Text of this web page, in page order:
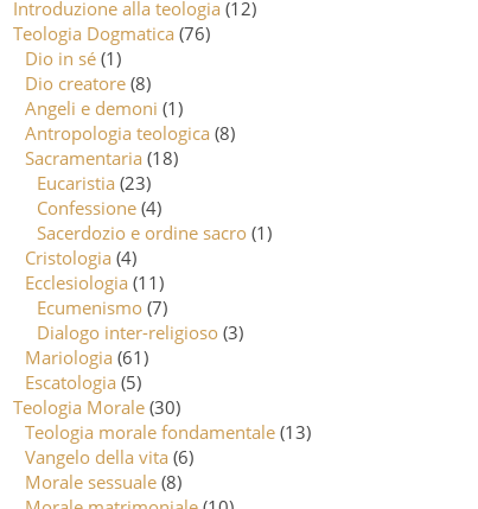
Introduzione alla teologia (12)
Teologia Dogmatica (76)
Dio in sé (1)
Dio creatore (8)
Angeli e demoni (1)
Antropologia teologica (8)
Sacramentaria (18)
Eucaristia (23)
Confessione (4)
Sacerdozio e ordine sacro (1)
Cristologia (4)
Ecclesiologia (11)
Ecumenismo (7)
Dialogo inter-religioso (3)
Mariologia (61)
Escatologia (5)
Teologia Morale (30)
Teologia morale fondamentale (13)
Vangelo della vita (6)
Morale sessuale (8)